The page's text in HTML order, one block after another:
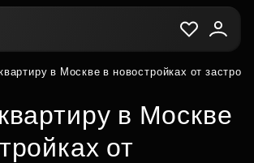
в Москве в новостройках от
в Москве
от